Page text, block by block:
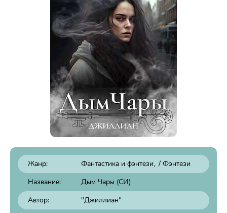
Жанр: Фантастика и фэнтези / Фэнтези
Название:
Дым Чары (СИ)
Автор:
"Джиллиан"